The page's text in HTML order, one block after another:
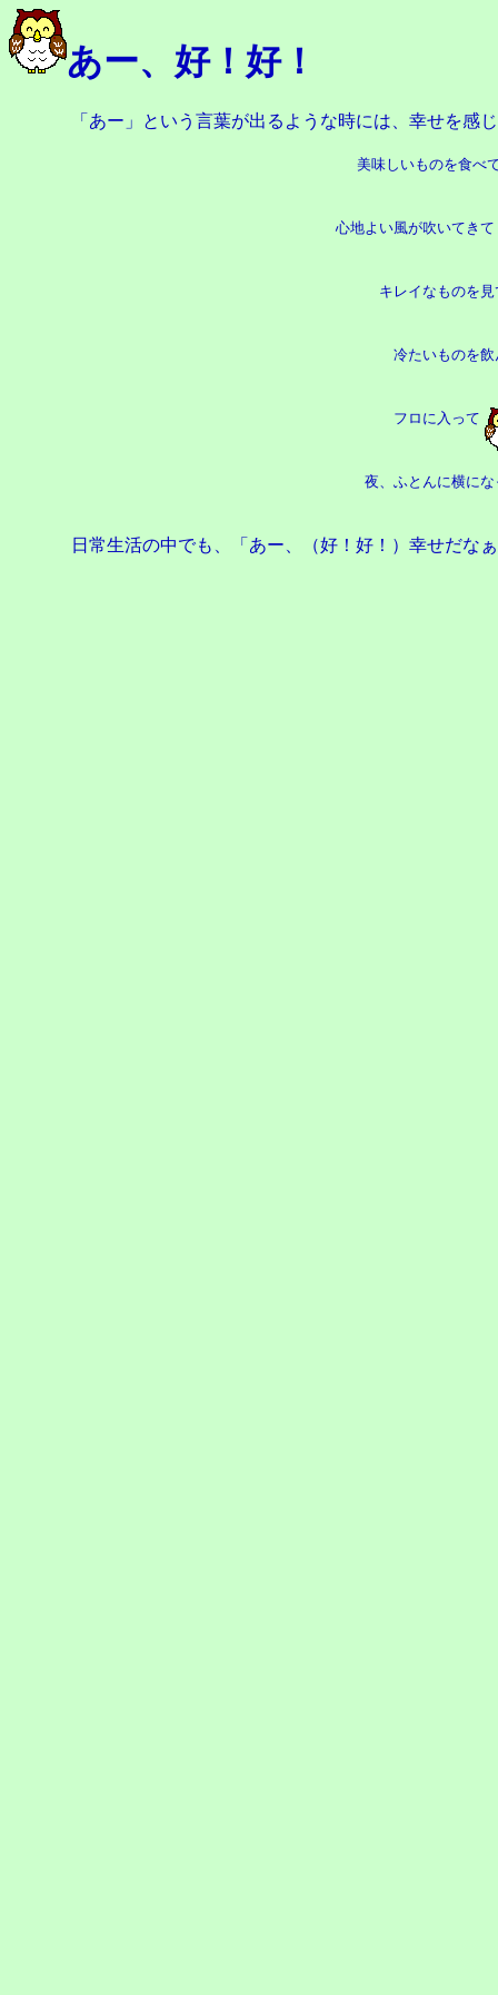
あー、好！好！
「あー」という言葉が出るような時には、幸せを感
美味しいものを食べ
心地よい風が吹いてきて
キレイなものを見
冷たいものを飲
フロに入って
夜、ふとんに横にな
日常生活の中でも、「あー、（好！好！）幸せだな